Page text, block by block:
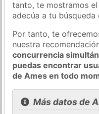
tanto, te mostramos
adecúa a tu búsqueda
Por tanto, te
nuestra
concurrencia
puedas encontrar
de Ames en todo
Más datos de